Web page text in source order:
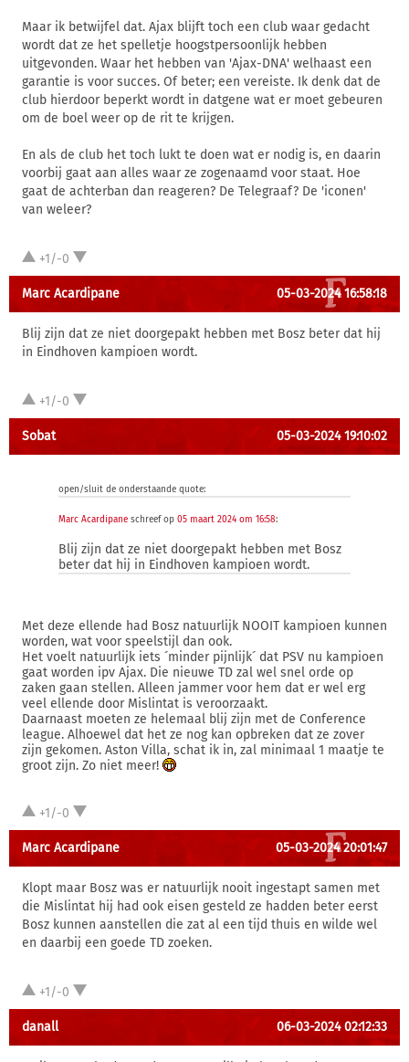
Maar ik betwijfel dat. Ajax blijft toch een club waar gedacht
wordt dat ze het spelletje hoogstpersoonlijk hebben
uitgevonden. Waar het hebben van 'Ajax-DNA' welhaast een
garantie is voor succes. Of beter; een vereiste. Ik denk dat de
club hierdoor beperkt wordt in datgene wat er moet gebeuren
om de boel weer op de rit te krijgen.
En als de club het toch lukt te doen wat er nodig is, en daarin
voorbij gaat aan alles waar ze zogenaamd voor staat. Hoe
gaat de achterban dan reageren? De Telegraaf? De 'iconen'
van weleer?
+1/-0
Marc Acardipane 05-03-2024 16:58:18
Blij zijn dat ze niet doorgepakt hebben met Bosz beter dat hij
in Eindhoven kampioen wordt.
+1/-0
Sobat 05-03-2024 19:10:02
open/sluit de onderstaande quote:
Marc Acardipane schreef op 05 maart 2024 om 16:58:
Blij zijn dat ze niet doorgepakt hebben met Bosz
beter dat hij in Eindhoven kampioen wordt.
Met deze ellende had Bosz natuurlijk NOOIT kampioen kunnen
worden, wat voor speelstijl dan ook.
Het voelt natuurlijk iets ´minder pijnlijk´ dat PSV nu kampioen
gaat worden ipv Ajax. Die nieuwe TD zal wel snel orde op
zaken gaan stellen. Alleen jammer voor hem dat er wel erg
veel ellende door Mislintat is veroorzaakt.
Daarnaast moeten ze helemaal blij zijn met de Conference
league. Alhoewel dat het ze nog kan opbreken dat ze zover
zijn gekomen. Aston Villa, schat ik in, zal minimaal 1 maatje te
groot zijn. Zo niet meer!
+1/-0
Marc Acardipane 05-03-2024 20:01:47
Klopt maar Bosz was er natuurlijk nooit ingestapt samen met
die Mislintat hij had ook eisen gesteld ze hadden beter eerst
Bosz kunnen aanstellen die zat al een tijd thuis en wilde wel
en daarbij een goede TD zoeken.
+1/-0
danall 06-03-2024 02:12:33